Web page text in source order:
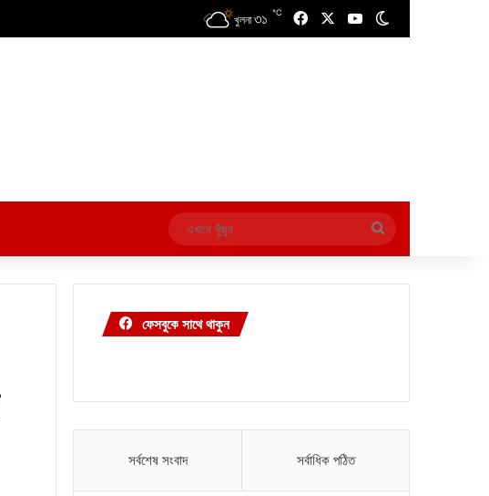
খুলনা ৩১ ℃ FacebookYouTube
এখানে
খুঁজুন
ফেসবুকে সাথে থাকুন
সর্বশেষ সংবাদ সর্বাধিক পঠিত